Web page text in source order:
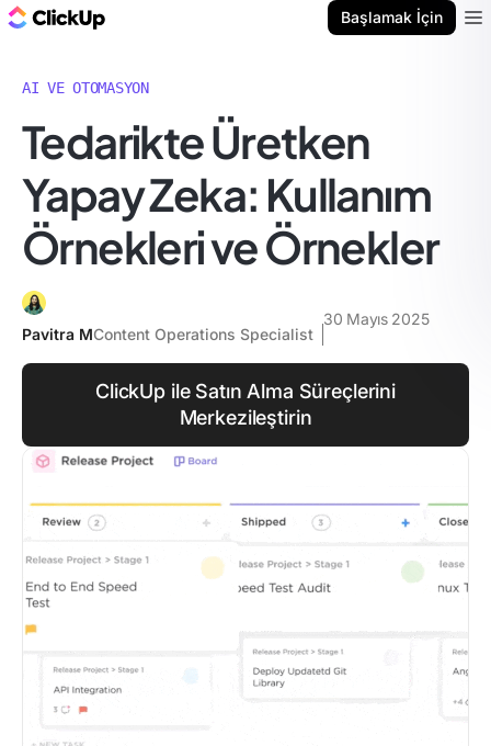
Başlamak İçin
AI VE OTOMASYON
Tedarikte Üretken
Yapay Zeka: Kullanım
Örnekleri ve Örnekler
Pavitra MContent Operations Specialist
30 Mayıs 2025
ClickUp ile Satın Alma Süreçlerini
Merkezileştirin